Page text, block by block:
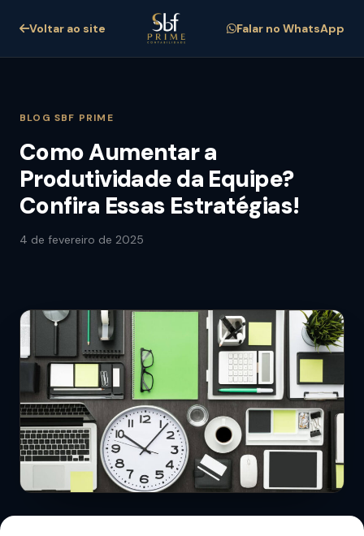
Voltar ao site Falar no WhatsApp
BLOG SBF PRIME
Como Aumentar a
Produtividade da Equipe?
Confira Essas Estratégias!
4 de fevereiro de 2025